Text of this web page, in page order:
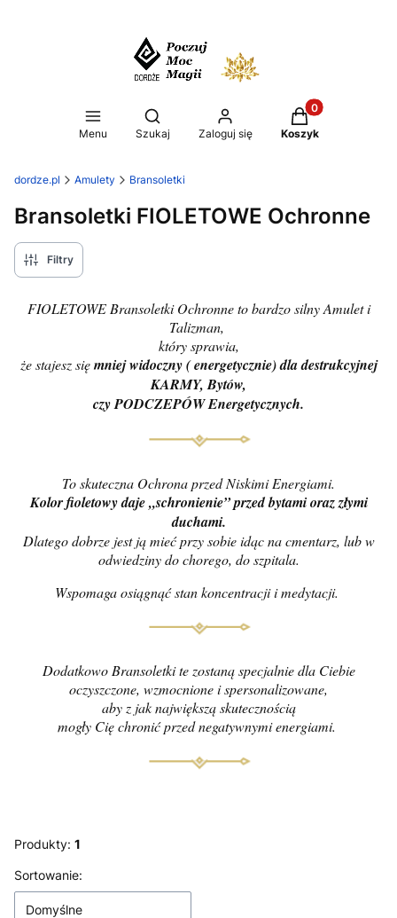
Menu
Otwórz wyszukiwarkę
Szukaj Zaloguj się
Produkty w
Koszyk
dordze.pl Amulety Bransoletki
Bransoletki FIOLETOWE Ochronne
Filtry
FIOLETOWE Bransoletki Ochronne to bardzo silny Amulet i
Talizman,
który sprawia,
że stajesz sięmniej widoczny ( energetycznie) dla destrukcyjnej
KARMY, Bytów,
czy PODCZEPÓW Energetycznych.
To skuteczna Ochrona przed Niskimi Energiami.
Kolor fioletowy daje „schronienie” przed bytami oraz złymi
duchami.
Dlatego dobrze jest ją mieć przy sobie idąc na cmentarz, lub w
odwiedziny do chorego, do szpitala.
Wspomaga osiągnąć stan koncentracji i medytacji.
Dodatkowo Bransoletki te zostaną specjalnie dla Ciebie
oczyszczone, wzmocnione i spersonalizowane,
aby z jak największą skutecznością
mogły Cię chronić przed negatywnymi energiami.
Produkty: 1
Lista produktów
Sortowanie:
Domyślne